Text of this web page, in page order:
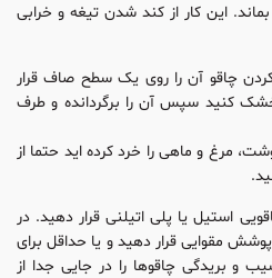
این کار از کند شدن تیغه و خرابی
چاقو آن را روی یک سطح صاف قرار
کنید سپس آن را برگردانده و طرف
مرغ و ماهی را خرد کرده اید حتما از
استیل یا پلی اتیلنی قرار دهید. در
مقوایی قرار دهید و یا حداقل برای
و بریدگی چاقوها را در جایی جدا از